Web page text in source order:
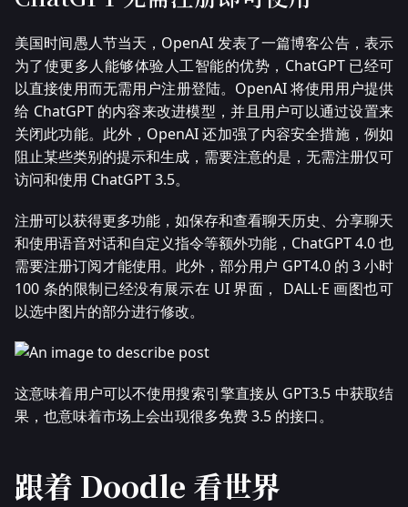
美国时间愚人节当天，OpenAI 发表了一篇博客公告，表示
为了使更多人能够体验人工智能的优势，ChatGPT 已经可
以直接使用而无需用户注册登陆。OpenAI 将使用用户提供
给 ChatGPT 的内容来改进模型，并且用户可以通过设置来
关闭此功能。此外，OpenAI 还加强了内容安全措施，例如
阻止某些类别的提示和生成，需要注意的是，无需注册仅可
访问和使用 ChatGPT 3.5。
注册可以获得更多功能，如保存和查看聊天历史、分享聊天
和使用语音对话和自定义指令等额外功能，ChatGPT 4.0 也
需要注册订阅才能使用。此外，部分用户 GPT4.0 的 3 小时
100 条的限制已经没有展示在 UI 界面， DALL·E 画图也可
以选中图片的部分进行修改。
这意味着用户可以不使用搜索引擎直接从 GPT3.5 中获取结
果，也意味着市场上会出现很多免费 3.5 的接口。
跟着 Doodle 看世界